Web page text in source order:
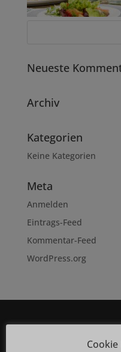
Neueste
Archiv
Kategorien
Keine Kategorien
Meta
Anmelden
Eintrags-Feed
Kommentar-Feed
WordPress.org
Montag – Sonntag